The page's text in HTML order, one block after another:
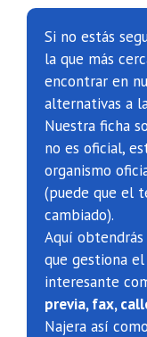
Si no estás
la que más
encontrar en
alternativas a
Nuestra ficha
no es oficial,
organismo
(puede que el
cambiado).
Aquí
que gestiona
interesante
previa, fax,
Najera así